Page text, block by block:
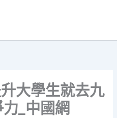
大學生就去九
_中國網